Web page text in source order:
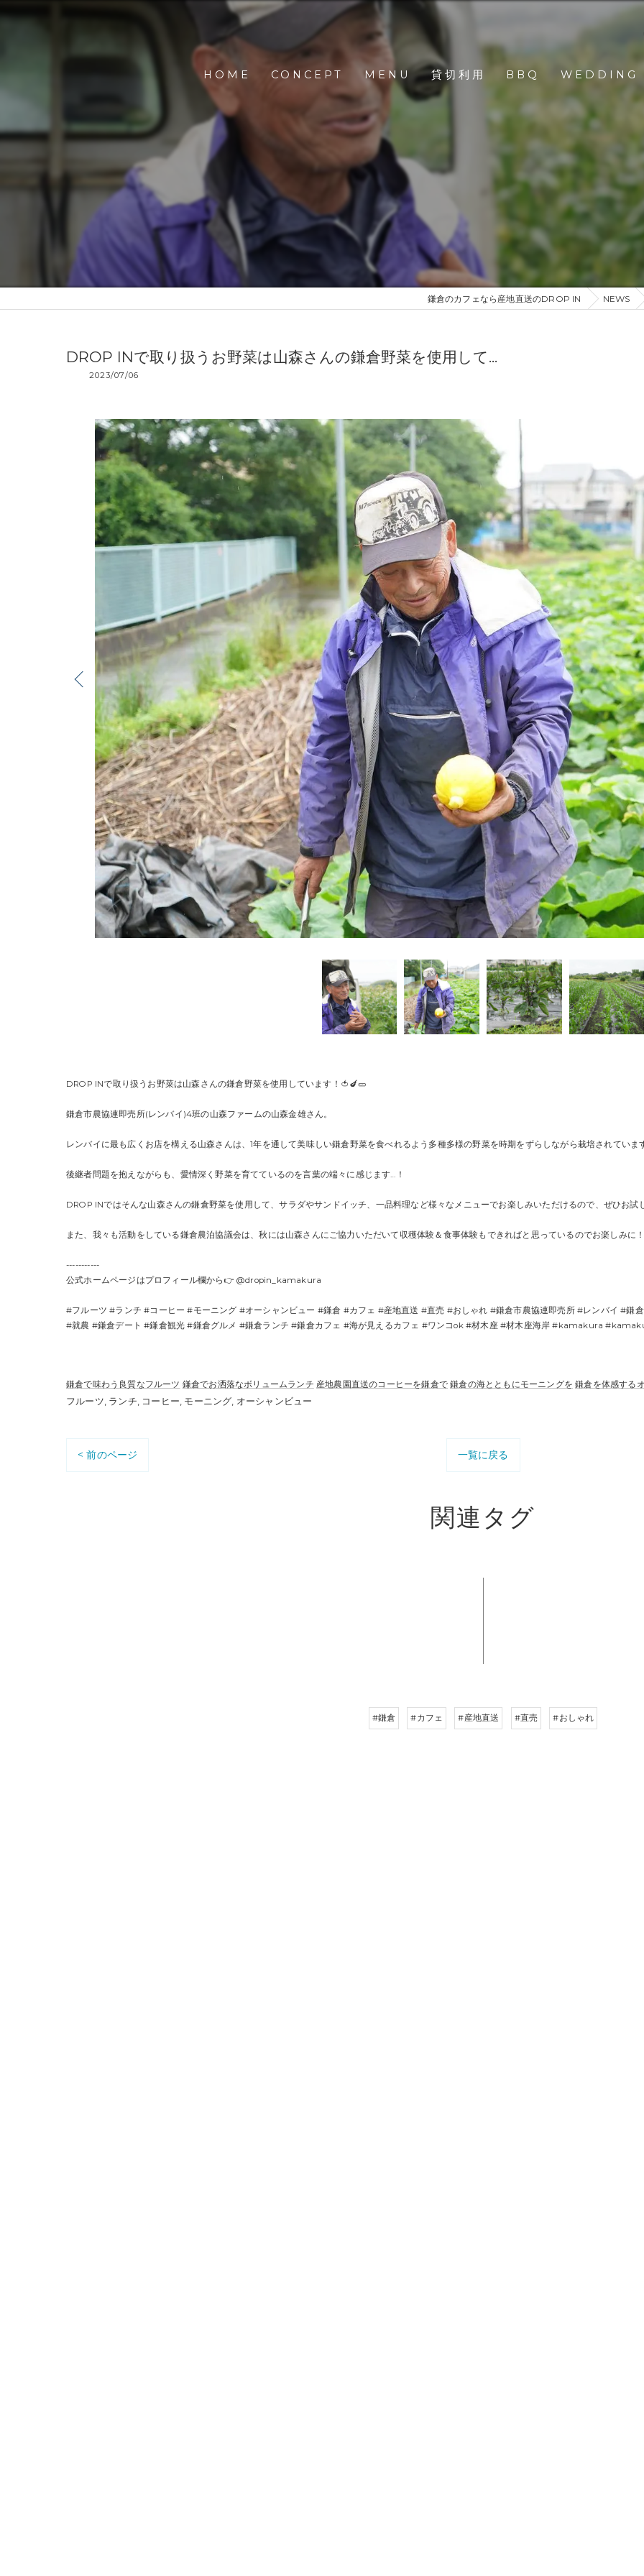
HOME CONCEPT MENU 貸切利用 BBQ WEDDING
鎌倉のカフェなら産地直送のDROP IN NEWS
DROP INで取り扱うお野菜は山森さんの鎌倉野菜を使用して...
2023/07/06
DROP INで取り扱うお野菜は山森さんの鎌倉野菜を使用しています！🍅🍆🥒
鎌倉市農協連即売所(レンバイ)4班の山森ファームの山森金雄さん。
レンバイに最も広くお店を構える山森さんは、1年を通して美味しい鎌倉野菜を食べれるよう多種多様の野菜を時期をずらしながら栽培されていま
後継者問題を抱えながらも、愛情深く野菜を育てているのを言葉の端々に感じます…！
DROP INではそんな山森さんの鎌倉野菜を使用して、サラダやサンドイッチ、一品料理など様々なメニューでお楽しみいただけるので、ぜひお試
また、我々も活動をしている鎌倉農泊協議会は、秋には山森さんにご協力いただいて収穫体験＆食事体験もできればと思っているのでお楽しみに
-----------
公式ホームページはプロフィール欄から👉 @dropin_kamakura
#フルーツ #ランチ #コーヒー #モーニング #オーシャンビュー #鎌倉 #カフェ #産地直送 #直売 #おしゃれ #鎌倉市農協連即売所 #レンバイ #鎌
#就農 #鎌倉デート #鎌倉観光 #鎌倉グルメ #鎌倉ランチ #鎌倉カフェ #海が見えるカフェ #ワンコok #材木座 #材木座海岸 #kamakura
鎌倉で味わう良質なフルーツ 鎌倉でお洒落なボリュームランチ 産地農園直送のコーヒーを鎌倉で 鎌倉の海とともにモーニングを 鎌倉を体感する
フルーツ ランチ コーヒー モーニング オーシャンビュー
< 前のページ 一覧に戻る
関連タグ
#鎌倉 #カフェ #産地直送 #直売 #おしゃれ